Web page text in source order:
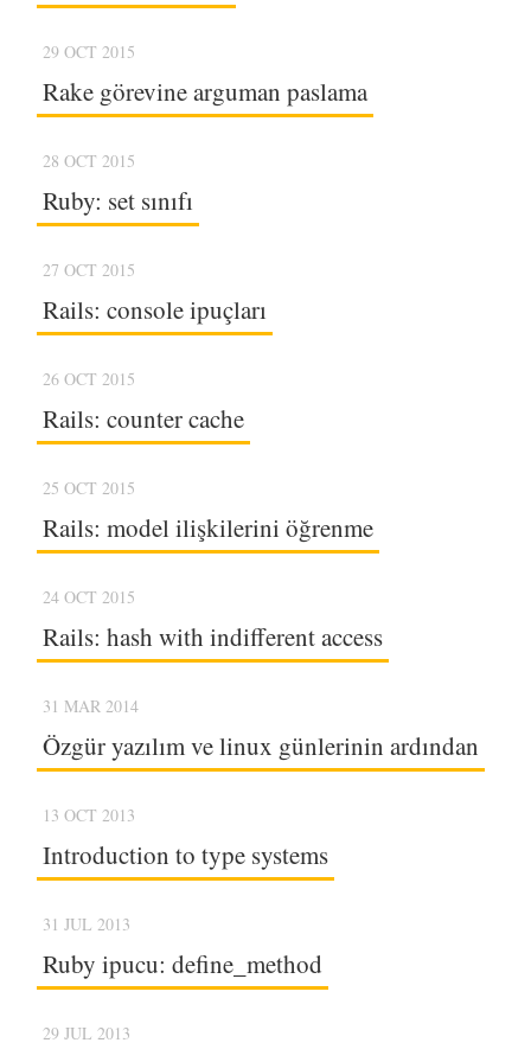
29 OCT 2015
Rake görevine arguman paslama
28 OCT 2015
Ruby: set sınıfı
27 OCT 2015
Rails: console ipuçları
26 OCT 2015
Rails: counter cache
25 OCT 2015
Rails: model ilişkilerini öğrenme
24 OCT 2015
Rails: hash with indifferent access
31 MAR 2014
Özgür yazılım ve linux günlerinin ardından
13 OCT 2013
Introduction to type systems
31 JUL 2013
Ruby ipucu: define_method
29 JUL 2013